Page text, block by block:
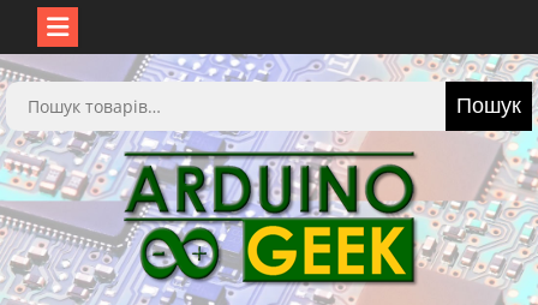
Перейти
до
вмісту
Шукати: Пошук